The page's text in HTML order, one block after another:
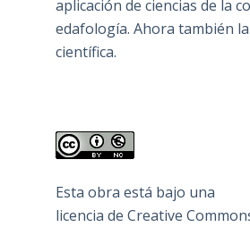
aplicación de ciencias de la
edafología. Ahora también
científica.
Esta obra está bajo una
licencia de Creative